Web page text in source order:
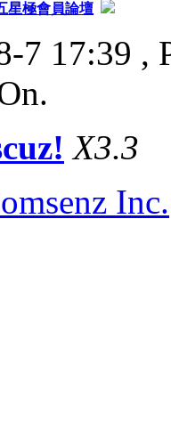
星極會員論壇
7 17:39 ,
X3.3
Inc.